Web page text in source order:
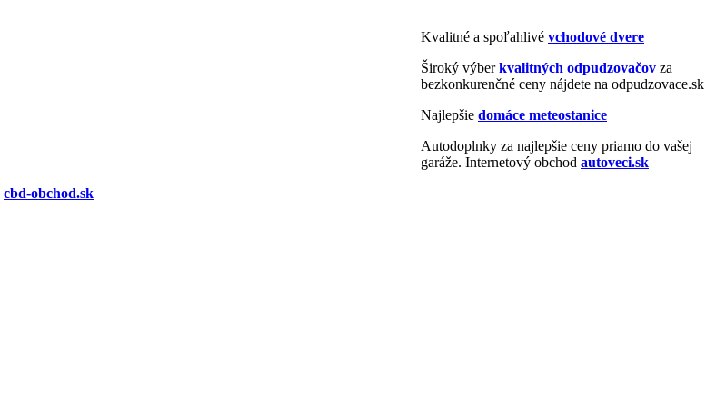
Kvalitné a spoľahlivé vchodové dvere
Široký výberkvalitných odpudzovačov za
bezkonkurenčné ceny nájdete na odpudzovace.sk
Najlepšie domáce meteostanice
Autodoplnky za najlepšie ceny priamo do vašej
garáže. Internetový obchod autoveci.sk
cbd-obchod.sk